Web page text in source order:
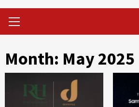
Menu
Month: May 2025